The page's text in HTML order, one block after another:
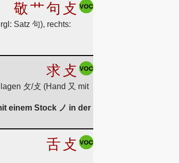
敬艹句 攴
Satz 句), rechts:
求 攴
攵/攴 (Hand 又 mit
einem Stock ノ in der
舌 攴